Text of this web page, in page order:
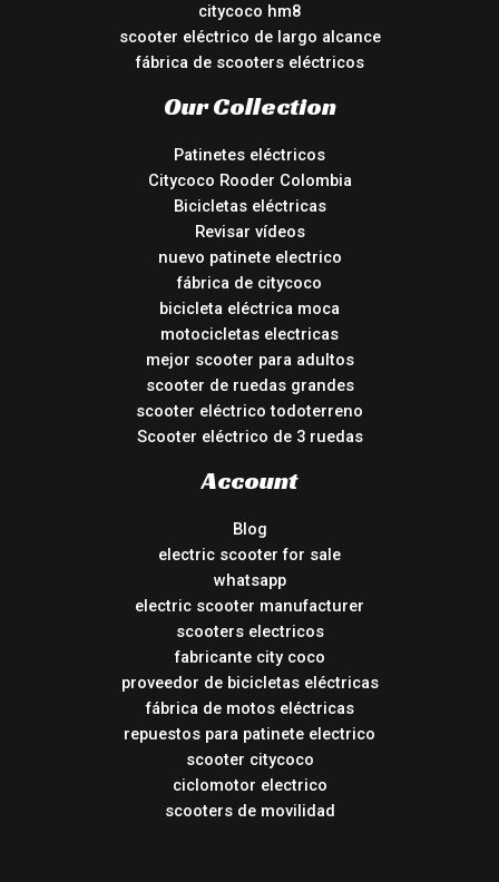
citycoco hm8
scooter eléctrico de largo alcance
fábrica de scooters eléctricos
Our Collection
Patinetes eléctricos
Citycoco Rooder Colombia
Bicicletas eléctricas
Revisar vídeos
nuevo patinete electrico
fábrica de citycoco
bicicleta eléctrica moca
motocicletas electricas
mejor scooter para adultos
scooter de ruedas grandes
scooter eléctrico todoterreno
Scooter eléctrico de 3 ruedas
Account
Blog
electric scooter for sale
whatsapp
electric scooter manufacturer
scooters electricos
fabricante city coco
proveedor de bicicletas eléctricas
fábrica de motos eléctricas
repuestos para patinete electrico
scooter citycoco
ciclomotor electrico
scooters de movilidad